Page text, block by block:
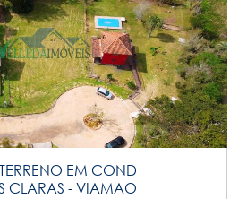
EM COND
CLARAS - VIAMAO